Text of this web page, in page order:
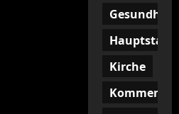
Gesundheit
Hauptstadt
Kirche
Kommentar